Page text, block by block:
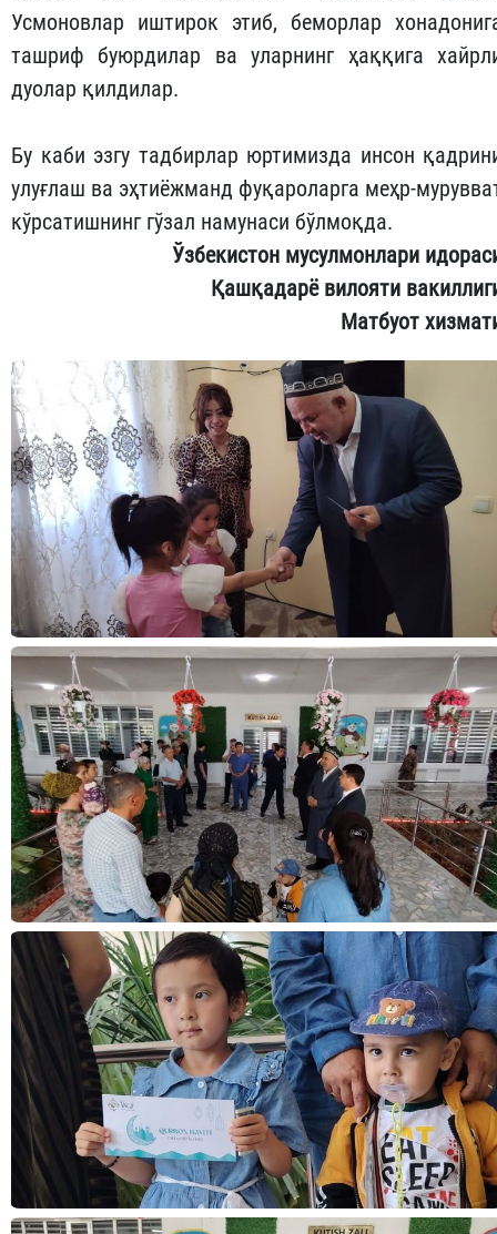
Усмоновлар иштирок этиб, беморлар
ташриф буюрдилар ва уларнинг ҳаққига
дуолар қилдилар.
Бу каби эзгу тадбирлар юртимизда инсон
улуғлаш ва эҳтиёжманд фуқароларга меҳр-
кўрсатишнинг гўзал намунаси бўлмоқда.
Ўзбекистон мусулмонлари
Қашқадарё вилояти
Матбуот